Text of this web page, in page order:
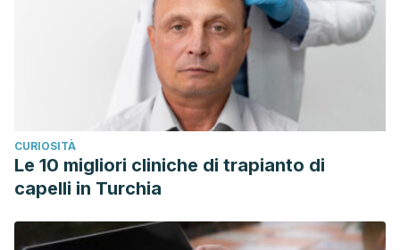
CURIOSITÀ
Le 10 migliori cliniche di trapianto di
capelli in Turchia